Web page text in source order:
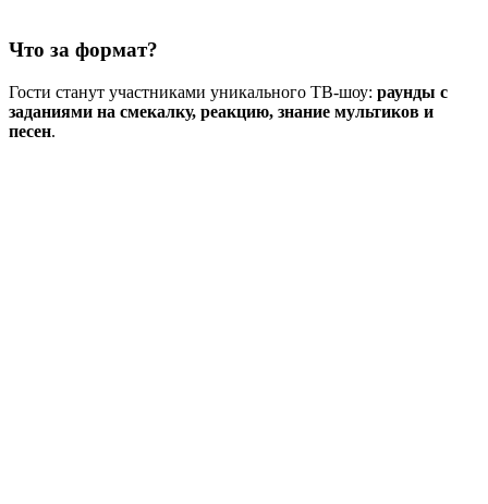
Что за формат?
Гости станут участниками уникального ТВ-шоу: раунды с
заданиями на смекалку, реакцию, знание мультиков и
песен.